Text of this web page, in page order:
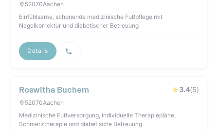
52070Aachen
Einfühlsame, schonende medizinische Fußpflege mit
Nagelkorrektur und diabetischer Betreuung
Details
Roswitha Buchem 3.4(5)
52070Aachen
Medizinische Fußversorgung, individuelle Therapiepläne,
Schmerztherapie und diabetische Betreuung